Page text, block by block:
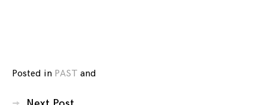
Posted in PAST and